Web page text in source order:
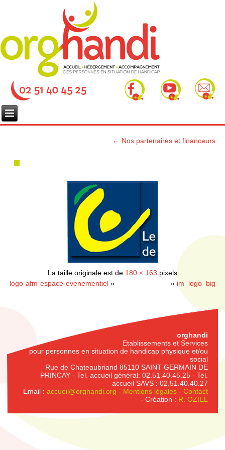
← Nos partenaires et financeurs
La taille originale est de 180 × 163 pixels
logo-afm-espace-evenementiel » « im_logo_big
orghandi
Etablissements et Services
pour personnes en situation de handicap physique et/ou
social
Rue de Chateaubriand 85110 SAINT GERMAIN DE
PRINCAY - Tel. accueil général: 02.51.40.45.25 - Tel.
accueil SAVS : 02.51.40.40.27
Email : accueil@orghandi.org - Mentions légales- Contact
- Création : R. OZIEL